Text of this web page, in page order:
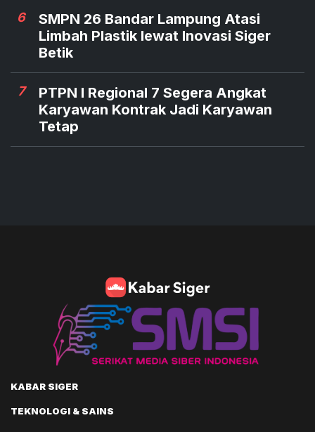
6
SMPN 26 Bandar Lampung Atasi
Limbah Plastik lewat Inovasi Siger
Betik
7
PTPN I Regional 7 Segera Angkat
Karyawan Kontrak Jadi Karyawan
Tetap
KABAR SIGER
TEKNOLOGI & SAINS